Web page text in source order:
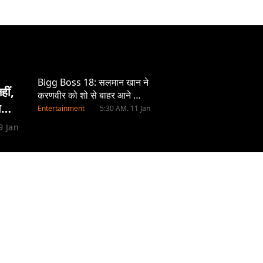
Jan
Bigg Boss 18: सलमान खान ने
करणवीर को शो से बाहर आने का
दिया मौका, कहा- घर में तो आपको
Entertainment 5:30 AM. 11 Jan